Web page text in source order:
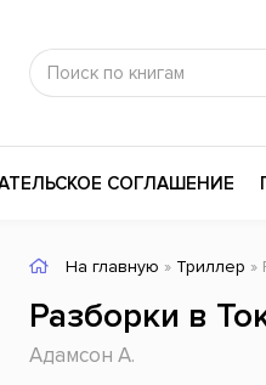
Медицина и здоровье
СОГЛАШЕНИЕ
На главную » Триллер »
Разборки в
Адамсон А.